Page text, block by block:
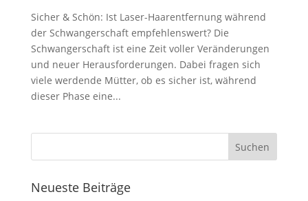
​Sicher & Schön: Ist Laser-Haarentfernung während
der Schwangerschaft empfehlenswert? ​Die
Schwangerschaft ist eine Zeit voller Veränderungen
und neuer Herausforderungen. Dabei fragen sich
viele werdende Mütter, ob es sicher ist, während
dieser Phase eine...
Neueste Beiträge